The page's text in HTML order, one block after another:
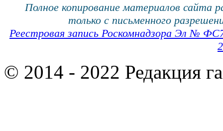
Полное копирование материалов сайта
только с письменного
Реестровая запись Роскомнадзора Эл №
© 2014 - 2022 Редакция